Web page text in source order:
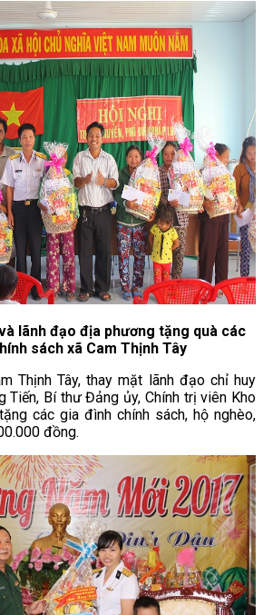
lãnh đạo địa phương tặng quà các
sách xã Cam Thịnh Tây
Thịnh Tây, thay mặt lãnh đạo chỉ huy
Tiến, Bí thư Đảng ủy, Chính trị viên Kho
các gia đình chính sách, hộ nghèo,
đồng.